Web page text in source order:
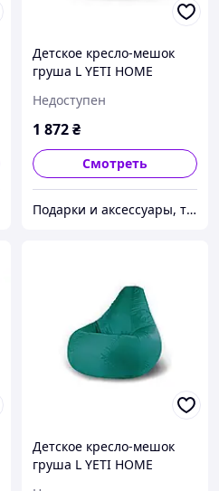
Детское кресло-мешок
груша L YETI HOME
Недоступен
1 872₴
Смотреть
Подарки и аксессуары, товары для Вашего имиджа и комфорта.
Детское кресло-мешок
груша L YETI HOME